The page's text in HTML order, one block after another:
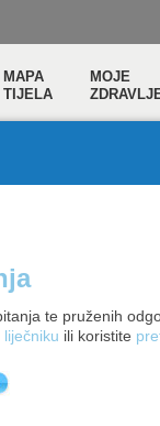
MAPA
TIJELA
MOJE
te pruženih
ili koristite